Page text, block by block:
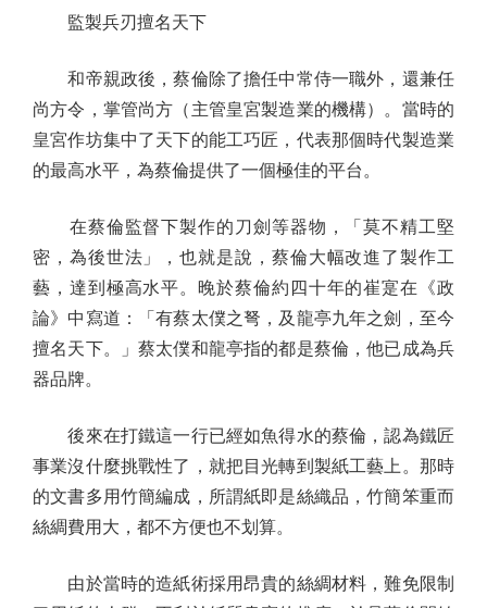
監製兵刃擅名天下
和帝親政後，蔡倫除了擔任中常侍一職外，還兼任
尚方令，掌管尚方（主管皇宮製造業的機構）。當時的
皇宮作坊集中了天下的能工巧匠，代表那個時代製造業
的最高水平，為蔡倫提供了一個極佳的平台。
在蔡倫監督下製作的刀劍等器物，「莫不精工堅
密，為後世法」，也就是說，蔡倫大幅改進了製作工
藝，達到極高水平。晚於蔡倫約四十年的崔寔在《政
論》中寫道：「有蔡太僕之弩，及龍亭九年之劍，至今
擅名天下。」蔡太僕和龍亭指的都是蔡倫，他已成為兵
器品牌。
後來在打鐵這一行已經如魚得水的蔡倫，認為鐵匠
事業沒什麼挑戰性了，就把目光轉到製紙工藝上。那時
的文書多用竹簡編成，所謂紙即是絲織品，竹簡笨重而
絲綢費用大，都不方便也不划算。
由於當時的造紙術採用昂貴的絲綢材料，難免限制